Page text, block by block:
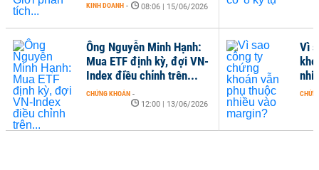
Vì
KINH DOANH - 08:06 | 15/06/2026
Ông Nguyễn Minh Hạnh:
Mua ETF định kỳ, đợi VN-
Index điều chỉnh trên...
CHỨNG KHOÁN -
12:00 | 13/06/2026